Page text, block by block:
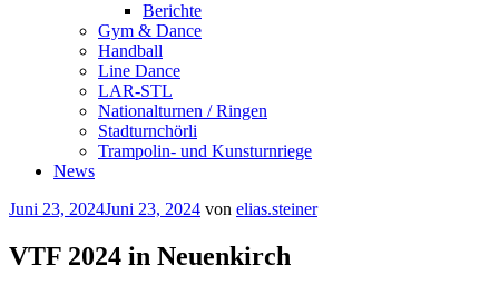
Berichte
Gym & Dance
Handball
Line Dance
LAR-STL
Nationalturnen / Ringen
Stadturnchörli
Trampolin- und Kunsturnriege
News
Veröffentlicht
Juni 23, 2024Juni 23, 2024 von elias.steiner
VTF 2024 in Neuenkirch